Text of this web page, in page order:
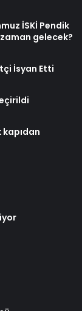
İSKİ Pendik
gelecek?
İsyan Etti